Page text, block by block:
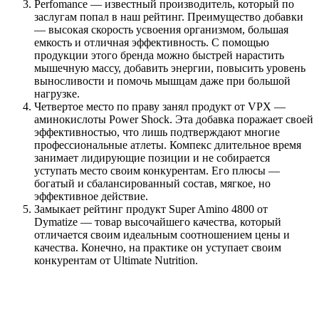
Perfomance — известный производитель, который по
заслугам попал в наш рейтинг. Преимущество добавки
— высокая скорость усвоения организмом, большая
емкость и отличная эффективность. С помощью
продукции этого бренда можно быстрей нарастить
мышечную массу, добавить энергии, повысить уровень
выносливости и помочь мышцам даже при большой
нагрузке.
Четвертое место по праву занял продукт от VPX —
аминокислоты Power Shock. Эта добавка поражает своей
эффективностью, что лишь подтверждают многие
профессиональные атлеты. Компекс длительное время
занимает лидирующие позиции и не собирается
уступать место своим конкурентам. Его плюсы —
богатый и сбалансированный состав, мягкое, но
эффективное действие.
Замыкает рейтинг продукт Super Amino 4800 от
Dymatize — товар высочайшего качества, который
отличается своим идеальным соотношением цены и
качества. Конечно, на практике он уступает своим
конкурентам от Ultimate Nutrition.